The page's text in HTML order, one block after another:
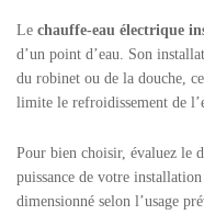
Le chauffe-eau électrique
d’un point d’eau. Son
du robinet ou de la douche,
limite le refroidissement de
Pour bien choisir, évaluez le
puissance de votre
dimensionné selon l’usage